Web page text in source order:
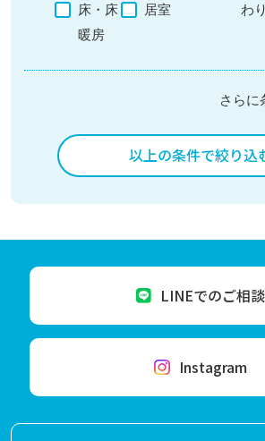
床・床
暖房
居室
わり
さらに
以上の条件で絞り込
LINEでのご相談
Instagram